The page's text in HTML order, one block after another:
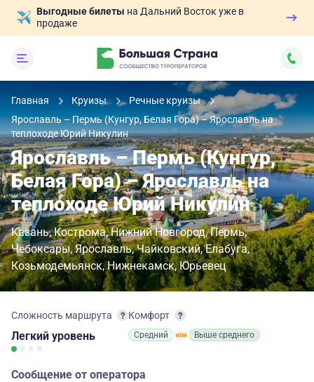
Выгодные билеты на Дальний Восток уже в
продаже
Главная Круизы
Речные круизы
Ярославль – Пермь (Кунгур, Белая Гора) – Ярославль на
теплоходе Юрий Никулин
Ярославль – Пермь (Кунгур,
Белая Гора) – Ярославль на
теплоходе Юрий Никулин
Казань Кострома Нижний Новгород Пермь
Чебоксары Ярославль Чайковский Елабуга
Козьмодемьянск Нижнекамск Юрьевец
Сложность маршрута
Легкий уровень
Комфорт
Средний Выше среднего
Сообщение от оператора